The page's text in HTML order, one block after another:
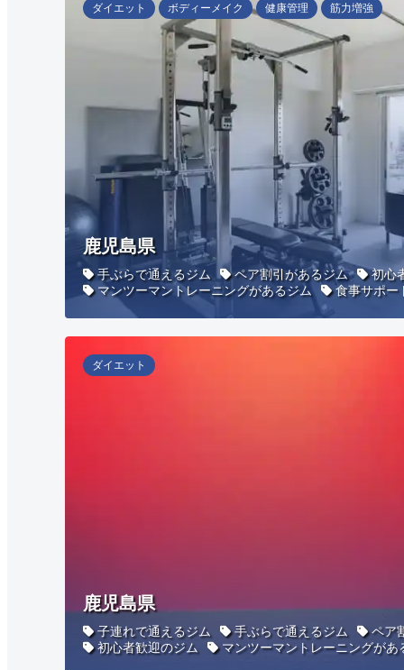
ダイエット ボディーメイク 健康管理 筋力増強
鹿児島県
手ぶらで通えるジム ペア割引があるジム
初心
マンツーマントレーニングがあるジム
食事サポー
ダイエット
鹿児島県
子連れで通えるジム 手ぶらで通えるジム
ペア
初心者歓迎のジム
マンツーマントレーニングがあ